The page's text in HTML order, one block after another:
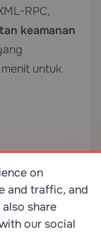
RPC,
keamanan
untuk
Tingkat
Perlindungan
Tingkat
on
and traffic, and
share
our social